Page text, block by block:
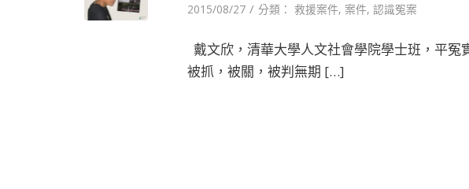
2015/08/27 / 分類： 救援案件, 案件, 認識冤案
戴文欣，清華大學人文社會學院學士班，平
被抓，被關，被判無期 […]